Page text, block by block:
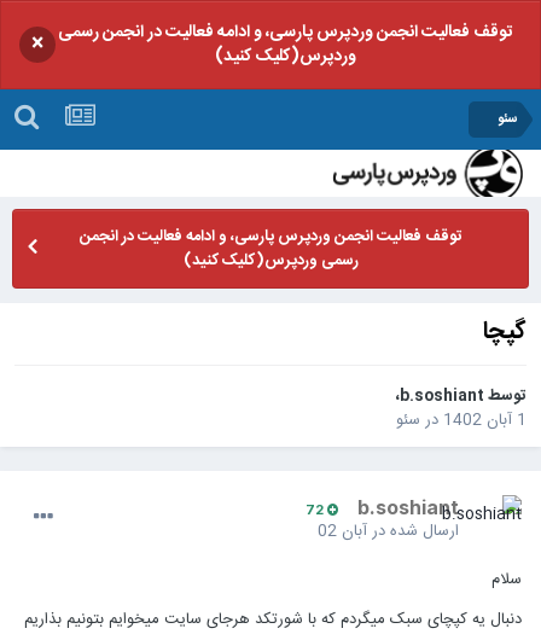
توقف فعالیت انجمن وردپرس پارسی، و ادامه فعالیت در انجمن رسمی
وردپرس(کلیک کنید)
×
سئو
توقف فعالیت انجمن وردپرس پارسی، و ادامه فعالیت در انجمن
رسمی وردپرس(کلیک کنید)
گپچا
توسطb.soshiant،
1 آبان 1402
در سئو
b.soshiant
72
ارسال شده درآبان 02
سلام
دنبال یه کپچای سبک میگردم که با شورتکد هرجای سایت میخوایم بتونیم بذاریم